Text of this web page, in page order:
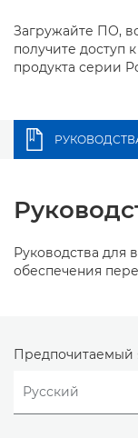
Загружайте ПО,
получите доступ
продукта серии
Руководства для
обеспечения
Предпочитаемый